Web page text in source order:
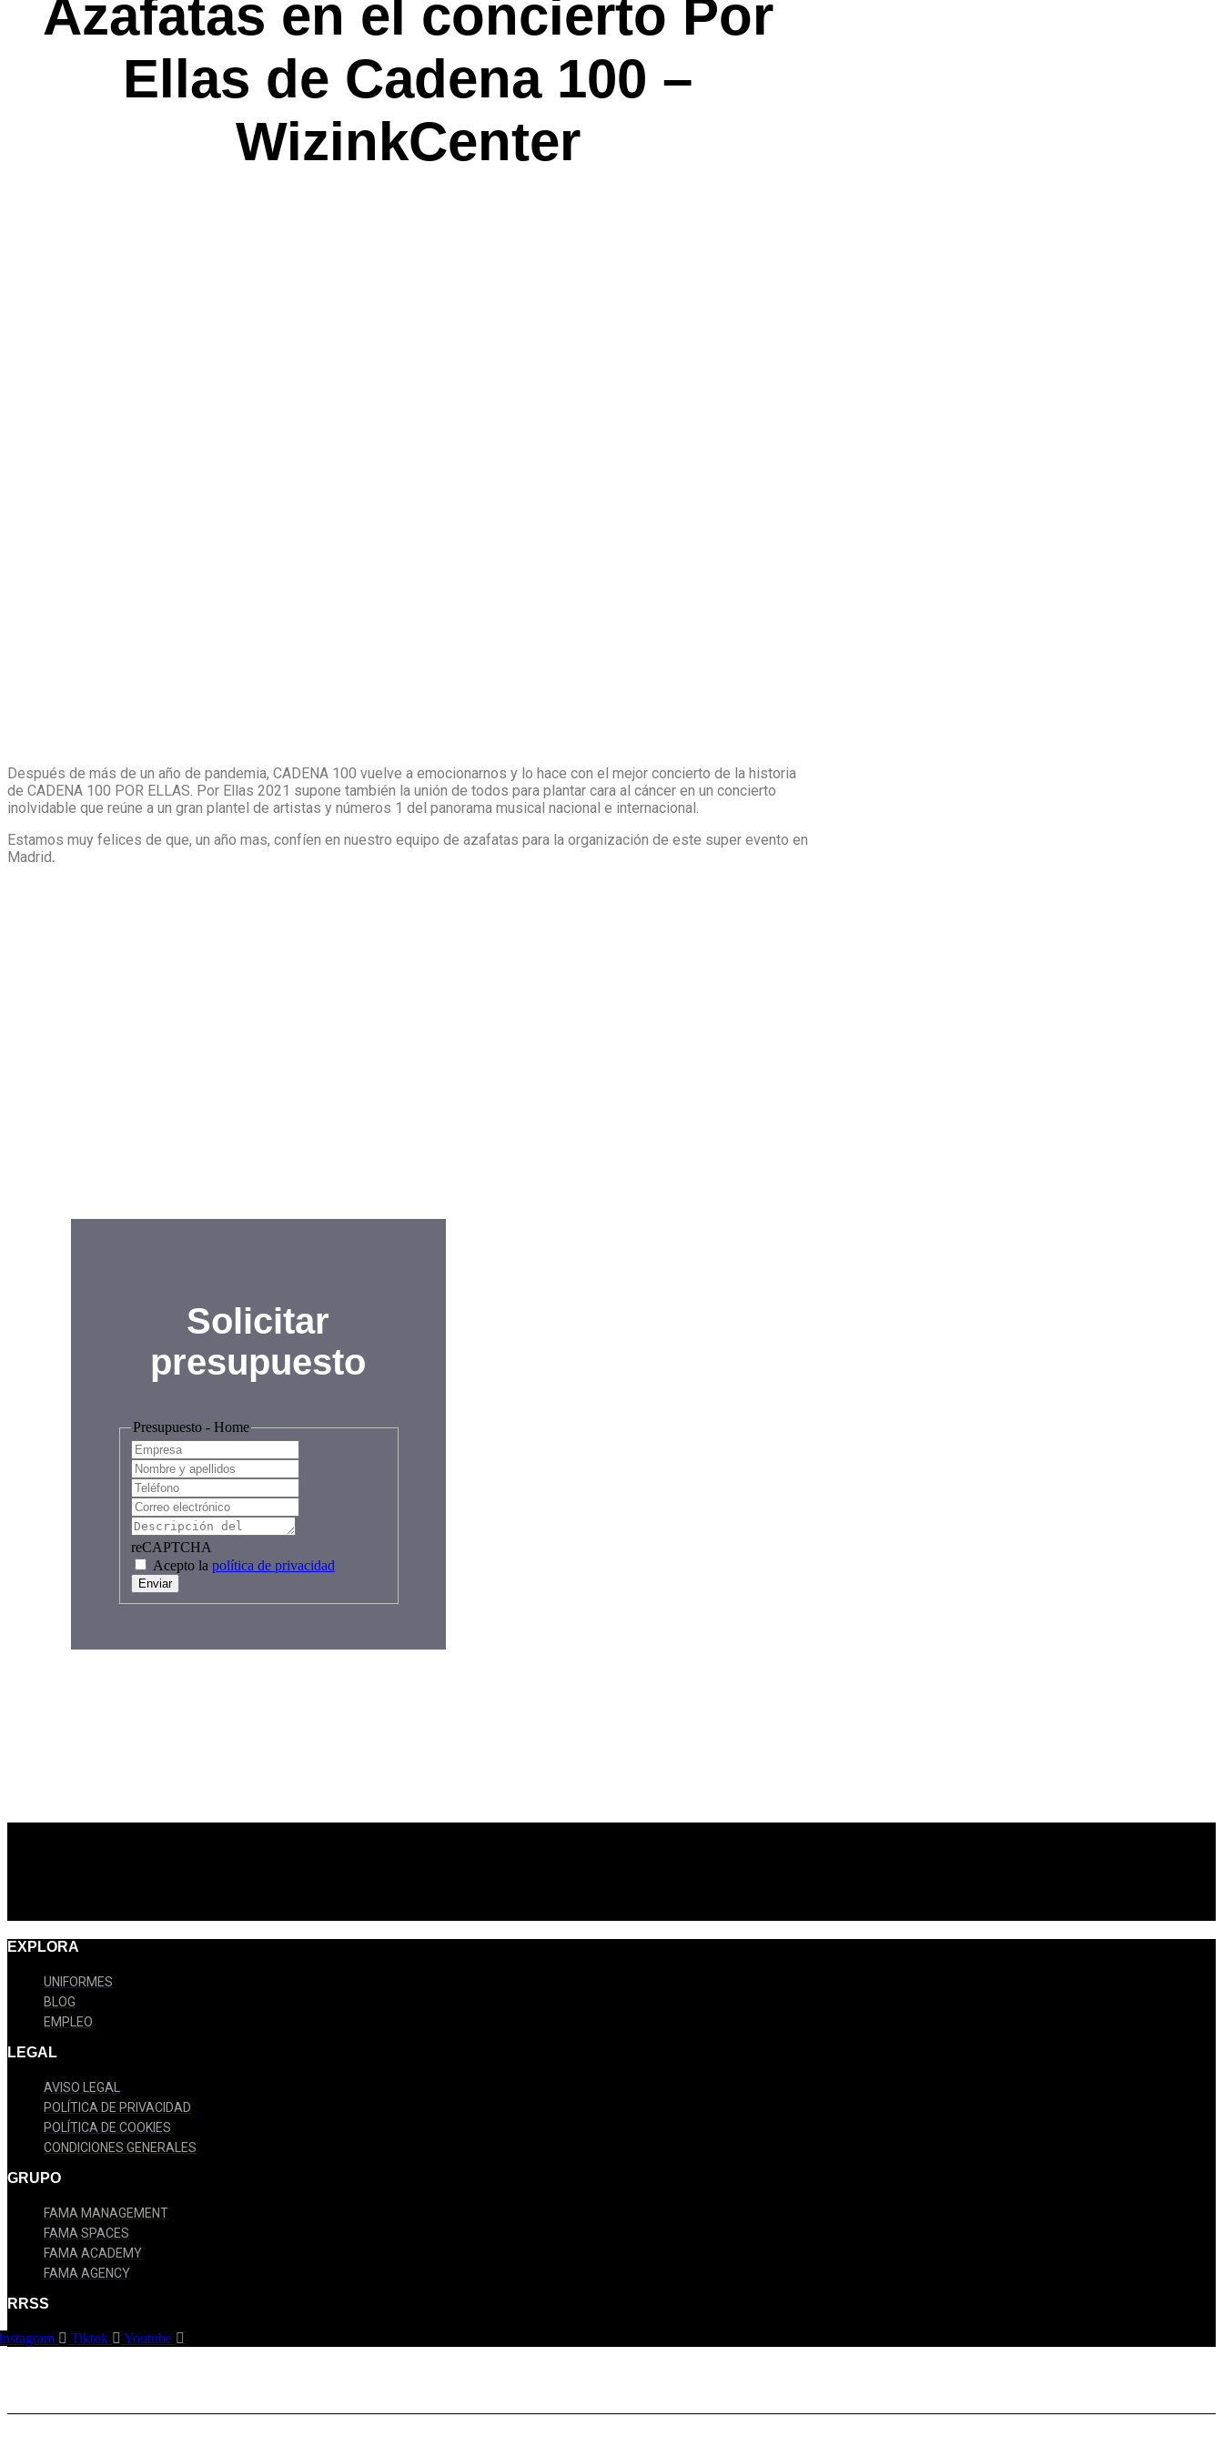
Azafatas en el concierto Por
Ellas de Cadena 100 –
WizinkCenter
Después de más de un año de pandemia, CADENA 100 vuelve a emocionarnos y lo hace con el mejor concierto de la historia
de CADENA 100 POR ELLAS. Por Ellas 2021 supone también la unión de todos para plantar cara al cáncer en un concierto
inolvidable que reúne a un gran plantel de artistas y números 1 del panorama musical nacional e internacional.
Estamos muy felices de que, un año mas, confíen en nuestro equipo de azafatas para la organización de este super evento en
Madrid.
Solicitar
presupuesto
Presupuesto - Home
reCAPTCHA
Acepto la política de privacidad
Enviar
EXPLORA
UNIFORMES
BLOG
EMPLEO
LEGAL
AVISO LEGAL
POLÍTICA DE PRIVACIDAD
POLÍTICA DE COOKIES
CONDICIONES GENERALES
GRUPO
FAMA MANAGEMENT
FAMA SPACES
FAMA ACADEMY
FAMA AGENCY
RRSS
Tiktok Youtube